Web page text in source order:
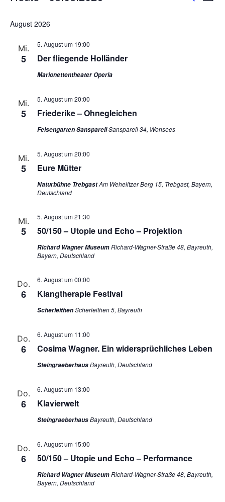
August 2026
Mi.
5 Der fliegende Holländer
5. August um 19:00
Marionettentheater Operla
Mi.
5 Friederike – Ohnegleichen
5. August um 20:00
Felsengarten SanspareilSanspareil 34, Wonsees
Mi.
5 Eure Mütter
5. August um 20:00
Naturbühne TrebgastAm Wehelitzer Berg 15, Trebgast, Bayern,
Deutschland
Mi.
5 50/150 – Utopie und Echo – Projektion
5. August um 21:30
Richard Wagner MuseumRichard-Wagner-Straße 48, Bayreuth,
Bayern, Deutschland
Do.
6 Klangtherapie Festival
6. August um 00:00
ScherleithenScherleithen 5, Bayreuth
Do.
6 Cosima Wagner. Ein widersprüchliches Leben
6. August um 11:00
SteingraeberhausBayreuth, Deutschland
Do.
6 Klavierwelt
6. August um 13:00
SteingraeberhausBayreuth, Deutschland
Do.
6 50/150 – Utopie und Echo – Performance
6. August um 15:00
Richard Wagner MuseumRichard-Wagner-Straße 48, Bayreuth,
Bayern, Deutschland